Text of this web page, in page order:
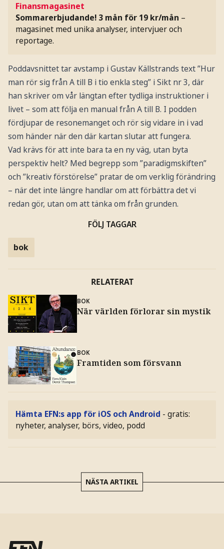
Finansmagasinet
Sommarerbjudande! 3 mån för 19 kr/mån –
magasinet med unika analyser, intervjuer och
reportage.
Poddavsnittet tar avstamp i Gustav Källstrands text ”Hur
man rör sig från A till B i tio enkla steg” i Sikt nr 3, där
han skriver om vår längtan efter tydliga instruktioner i
livet – som att följa en manual från A till B. I podden
fördjupar de resonemanget och rör sig vidare in i vad
som händer när den där kartan slutar att fungera.
Vad krävs för att inte bara ta en ny väg, utan byta
perspektiv helt? Med begrepp som ”paradigmskiften”
och ”kreativ förstörelse” pratar de om verklig förändring
– när det inte längre handlar om att förbättra det vi
redan gör, utan om att tänka om från grunden.
FÖLJ TAGGAR
bok
RELATERAT
BOK
När världen förlorar sin mystik
BOK
Framtiden som försvann
Hämta EFN:s app för iOS och Android - gratis:
nyheter, analyser, börs, video, podd
NÄSTA ARTIKEL